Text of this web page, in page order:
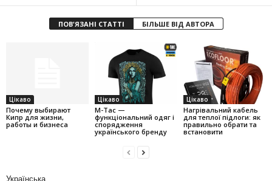
ПОВ'ЯЗАНІ СТАТТІ БІЛЬШЕ ВІД АВТОРА
Цікаво
Почему выбирают
Кипр для жизни,
работы и бизнеса
Цікаво
M-Tac —
функціональний одяг і
спорядження
українського бренду
Цікаво
Нагрівальний кабель
для теплої підлоги: як
правильно обрати та
встановити
Українська